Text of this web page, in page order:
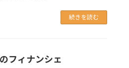
続きを読む
フィナンシェ